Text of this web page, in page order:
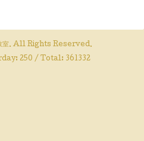
室. All Rights Reserved.
250 / Total: 361332